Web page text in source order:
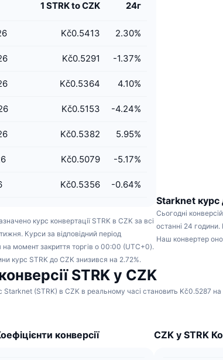
1 STRK to CZK 24г
Kč0.5413 2.30%
Kč0.5291 -1.37%
Kč0.5364 4.10%
Kč0.5153 -4.24%
Kč0.5382 5.95%
Kč0.5079 -5.17%
Kč0.5356 -0.64%
курс конвертації STRK в CZK за всі
Курси за відповідний період
момент закриття торгів о 00:00 (UTC+0).
курс STRK до CZK знизився на 2.72%.
Starknet курс
Сьогодні
останні 24 години.
Наш конвертер
STRK у CZK
Starknet (STRK) в CZK в реальному часі становить Kč0.5287
конверсії CZK у STRK